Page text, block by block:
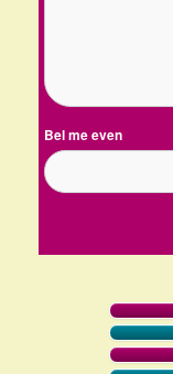
Bel me even